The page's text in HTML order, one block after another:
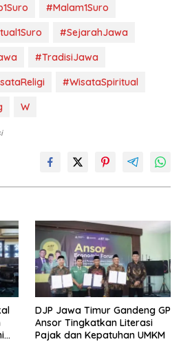
#Malam1Suro
#SejarahJawa
#TradisiJawa
#WisataSpiritual
W
DJP Jawa Timur Gandeng GP
Ansor Tingkatkan Literasi
Pajak dan Kepatuhan UMKM